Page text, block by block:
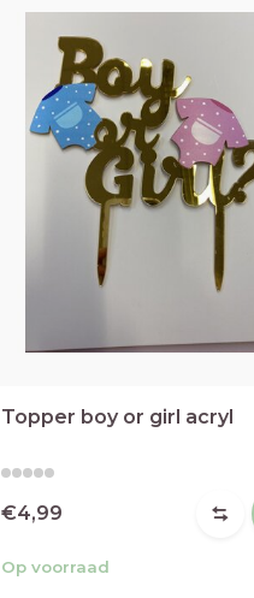
Topper boy or girl acryl
€4,99
Op voorraad